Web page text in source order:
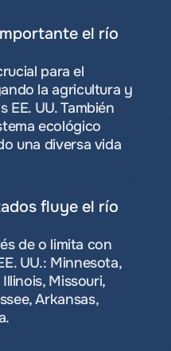
el río
para el
la agricultura y
EE. UU. También
ecológico
una diversa vida
fluye el río
de o limita con
UU.: Minnesota,
Missouri,
Arkansas,